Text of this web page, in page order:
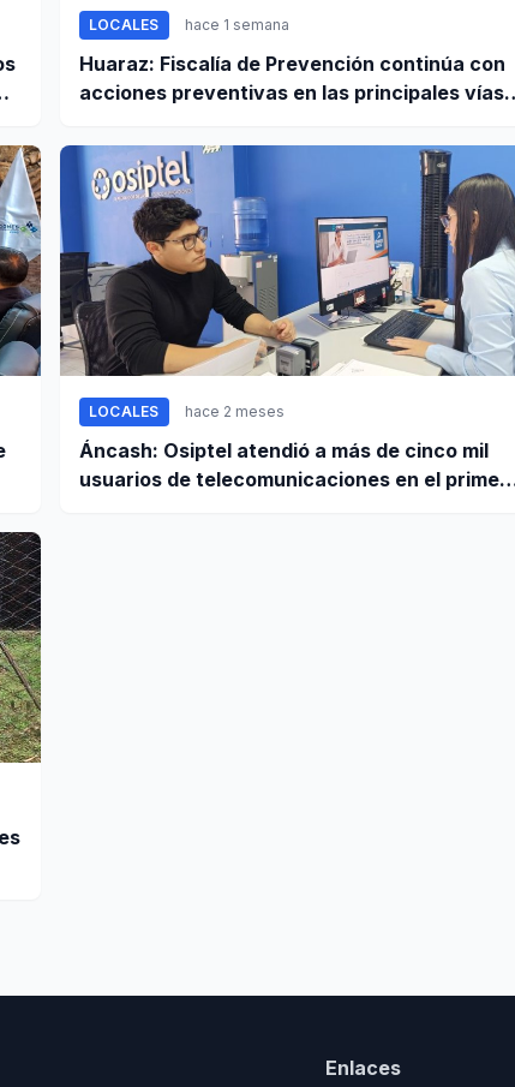
LOCALES hace 1 semana
Huaraz: Fiscalía de Prevención continúa con
acciones preventivas en las principales vías
LOCALES hace 2 meses
Áncash: Osiptel atendió a más de cinco mil
usuarios de telecomunicaciones en el primer
Enlaces